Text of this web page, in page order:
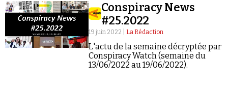
Conspiracy News
#25.2022
19 juin 2022 | La Rédaction
L'actu de la semaine décryptée par
Conspiracy Watch (semaine du
13/06/2022 au 19/06/2022).